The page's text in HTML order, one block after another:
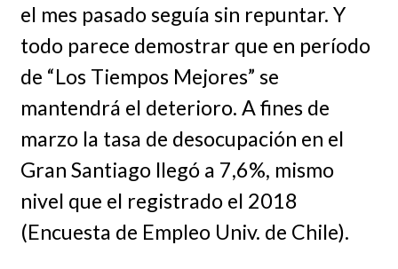
el mes pasado seguía sin repuntar. Y
todo parece demostrar que en período
de “Los Tiempos Mejores” se
mantendrá el deterioro. A fines de
marzo la tasa de desocupación en el
Gran Santiago llegó a 7,6%, mismo
nivel que el registrado el 2018
(Encuesta de Empleo Univ. de Chile).